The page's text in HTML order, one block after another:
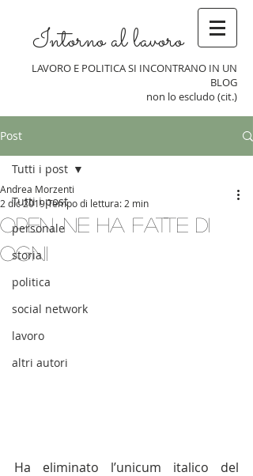
Intorno al lavoro
LAVORO E POLITICA SI INCONTRANO IN UN
BLOG
non lo escludo (cit.)
Post
Tutti i post
personale
storia
politica
social network
lavoro
altri autori
Tutti i post
Open. Ne ha fatte di
ogni
Andrea Morzenti
2 dic 2019Tempo di lettura: 2 min